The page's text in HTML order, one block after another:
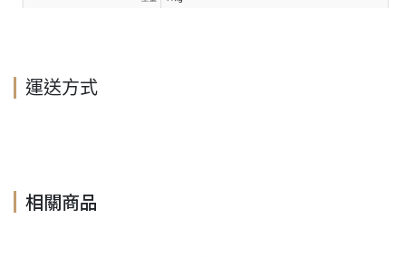
運送方式
相關商品